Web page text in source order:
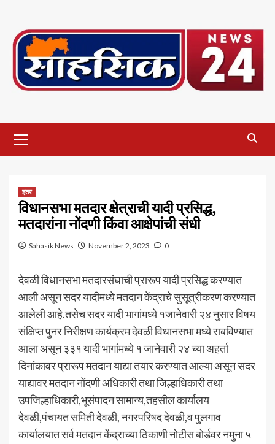
content
Menu
इतर
विधानसभा मतदार क्षेत्राची यादी प्रसिद्ध,
मतदारांना नोंदणी किंवा आक्षेपांची संधी
Sahasik News November 2, 2023 0
देवळी विधानसभा मतदारसंघाची प्रारूप यादी प्रसिद्ध करण्यात
आली असून सदर यादीमध्ये मतदान केंद्राचे सुसूत्रीकरण करण्यात
आलेली आहे.तसेच सदर यादी भागांमध्ये १जानेवारी २४ नुसार विषय
संक्षिप्त पुनर निरीक्षण कार्यक्रम देवळी विधानसभा मध्ये राबविण्यात
आला असून ३३१ यादी भागांमध्ये १ जानेवारी २४ च्या अहर्ता
दिनांकावर प्रारूप मतदान याद्या तयार करण्यात आल्या असून सदर
याद्यावर मतदान नोंदणी अधिकारी तथा जिल्हाधिकारी तथा
उपजिल्हाधिकारी,भूसंपादन सामान्य,तहसील कार्यालय
देवळी,पंचायत समिती देवळी, नगरपरिषद देवळी,व पुलगाव
कार्यालयात सर्व मतदान केंद्राच्या ठिकाणी नोटीस बोर्डवर नमुना ५